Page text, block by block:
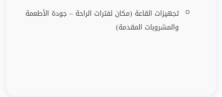
تجهيزات القاعة (مكان لفترات الراحة –جودة الأطعمة
والمشروبات المقدمة)